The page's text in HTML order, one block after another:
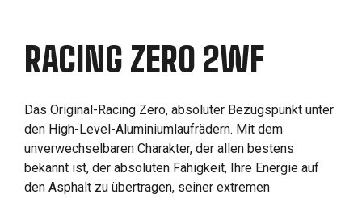
RACING ZERO 2WF
Das Original-Racing Zero, absoluter Bezugspunkt unter
den High-Level-Aluminiumlaufrädern. Mit dem
unverwechselbaren Charakter, der allen bestens
bekannt ist, der absoluten Fähigkeit, Ihre Energie auf
den Asphalt zu übertragen, seiner extremen